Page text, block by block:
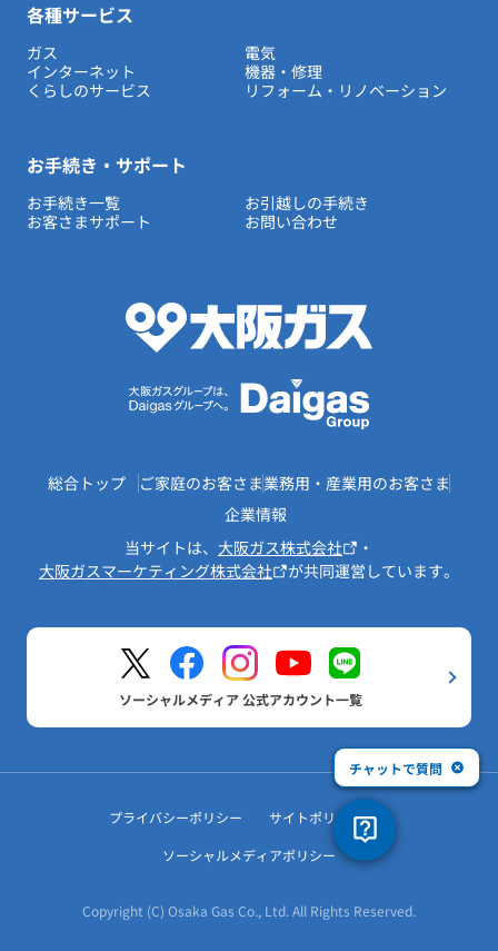
各種サービス
ガス
電気
インターネット
機器・修理
くらしのサービス
リフォーム・リノベーション
お手続き・サポート
お手続き一覧
お引越しの手続き
お客さまサポート
お問い合わせ
総合トップ ご家庭のお客さま業務用・産業用のお客さま
企業情報
当サイトは、 大阪ガス株式会社
・
大阪ガスマーケティング株式会社
が共同運営しています。
ソーシャルメディア 公式アカウント一覧
プライバシーポリシー
サイトポリシー
ソーシャルメディアポリシー
Copyright (C) Osaka Gas Co., Ltd. All Rights Reserved.
チャットで質問